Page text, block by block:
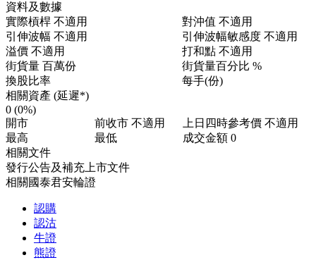
資料及數據
實際槓桿 不適用 對沖值 不適用
引伸波幅 不適用 引伸波幅敏感度 不適用
溢價 不適用 打和點 不適用
街貨量 百萬份 街貨量百分比 %
換股比率
每手(份)
相關資產 (延遲*)
0 (0%)
開市
前收市 不適用 上日四時參考價 不適用
最高
最低 成交金額 0
相關文件
發行公告及補充上市文件
相關國泰君安輪證
認購
認沽
牛證
熊證